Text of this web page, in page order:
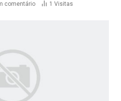
comentário 1 Visitas